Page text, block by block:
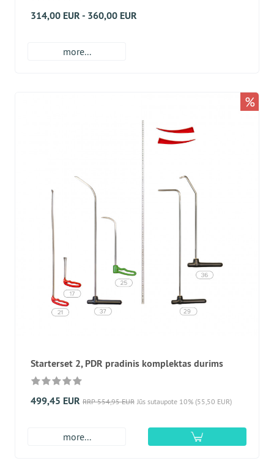
314,00 EUR - 360,00 EUR
more...
Starterset 2, PDR pradinis komplektas durims
499,45 EUR RRP 554,95 EUR Jūs sutaupote 10% (55,50 EUR)
more...
%